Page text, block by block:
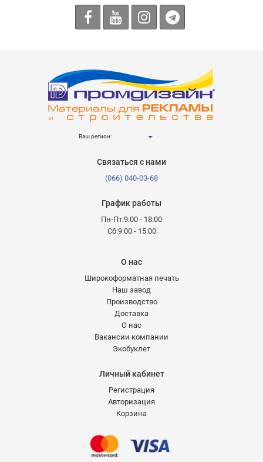
Ваш регион:
Связаться с нами
(066) 040-03-68
График работы
Пн-Пт:9:00 - 18:00
Сб:9:00 - 15:00
О нас
Широкоформатная печать
Наш завод
Производство
Доставка
О нас
Вакансии компании
Экобуклет
Личный кабинет
Регистрация
Авторизация
Корзина